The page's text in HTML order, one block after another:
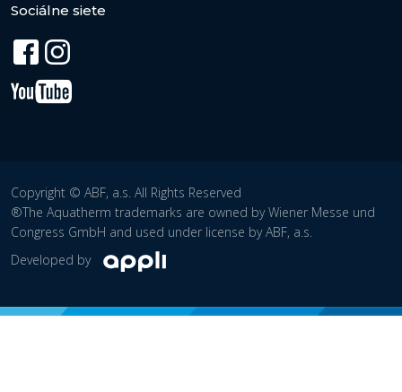
Sociálne siete
Copyright © ABF, a.s. All Rights Reserved
®The Aquatherm trademarks are owned by Wiener Messe und
Congress GmbH and used under license by ABF, a.s.
Developed by